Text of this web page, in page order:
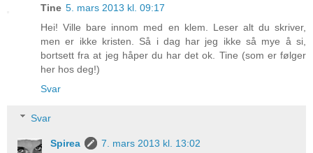
Tine 5. mars 2013 kl. 09:17
Hei! Ville bare innom med en klem. Leser alt du skriver,
men er ikke kristen. Så i dag har jeg ikke så mye å si,
bortsett fra at jeg håper du har det ok. Tine (som er følger
her hos deg!)
Svar
Svar
Spirea
7. mars 2013 kl. 13:02